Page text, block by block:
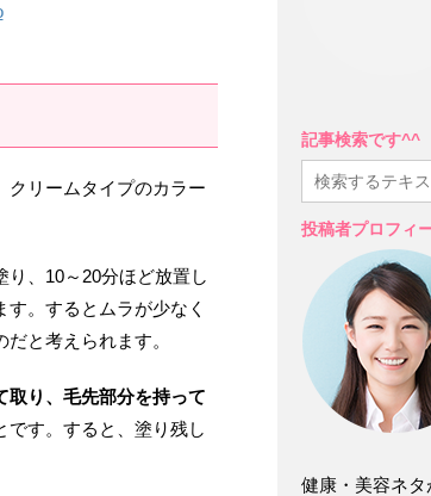
クリームタイプのカラー
、10～20分ほど放置し
。するとムラが少なく
と考えられます。
取り、毛先部分を持って
です。すると、塗り残し
記事検索です^^
投稿者プロフィ
健康・美容ネ